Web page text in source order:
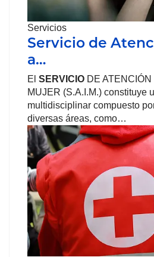
Servicios
Servicio de
a…
El SERVICIO DE
MUJER (S.A.I.M.) constituye
multidisciplinar compuesto
diversas áreas, como…